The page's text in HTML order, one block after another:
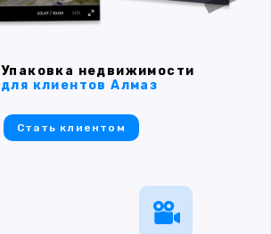
Упаковка недвижимости
для клиентов Алмаз
Стать клиентом